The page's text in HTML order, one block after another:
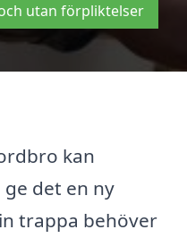
utan förpliktelser
kan
det en ny
trappa behöver